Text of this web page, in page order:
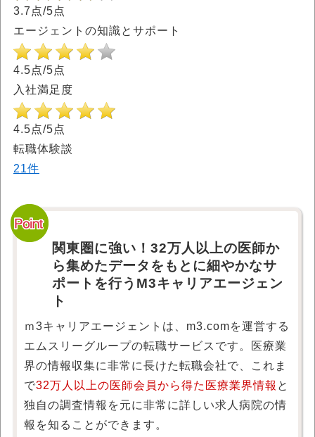
3.7点/5点
エージェントの知識とサポート
4.5点/5点
入社満足度
4.5点/5点
転職体験談
21件
関東圏に強い！32万人以上の医師か
ら集めたデータをもとに細やかなサ
ポートを行うM3キャリアエージェン
ト
ｍ3キャリアエージェントは、m3.comを運営する
エムスリーグループの転職サービスです。医療業
界の情報収集に非常に長けた転職会社で、これま
で32万人以上の医師会員から得た医療業界情報 と
独自の調査情報を元に非常に詳しい求人病院の情
報を知ることができます。